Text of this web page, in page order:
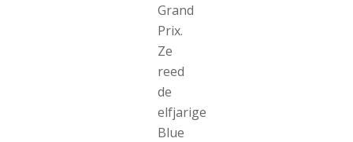
Grand
Prix.
Ze
reed
de
elfjarige
Blue